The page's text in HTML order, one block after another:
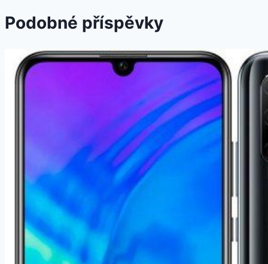
Podobné příspěvky